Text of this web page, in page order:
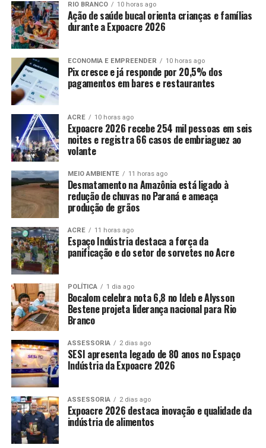
RIO BRANCO 10 horas ago
Ação de saúde bucal orienta crianças e famílias
durante a Expoacre 2026
ECONOMIA E EMPREENDER 10 horas ago
Pix cresce e já responde por 20,5% dos
pagamentos em bares e restaurantes
ACRE 10 horas ago
Expoacre 2026 recebe 254 mil pessoas em seis
noites e registra 66 casos de embriaguez ao
volante
MEIO AMBIENTE 11 horas ago
Desmatamento na Amazônia está ligado à
redução de chuvas no Paraná e ameaça
produção de grãos
ACRE 11 horas ago
Espaço Indústria destaca a força da
panificação e do setor de sorvetes no Acre
POLÍTICA 1 dia ago
Bocalom celebra nota 6,8 no Ideb e Alysson
Bestene projeta liderança nacional para Rio
Branco
ASSESSORIA 2 dias ago
SESI apresenta legado de 80 anos no Espaço
Indústria da Expoacre 2026
ASSESSORIA 2 dias ago
Expoacre 2026 destaca inovação e qualidade da
indústria de alimentos